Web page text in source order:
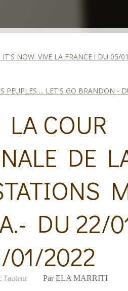
IT'S NOW. VIVE LA FRANCE ! DU 05/
PEUPLES ... LET'S GO BRANDON -
COUR
DE
DU 22/
01/2022
l'auteur Par ELA MARRITI